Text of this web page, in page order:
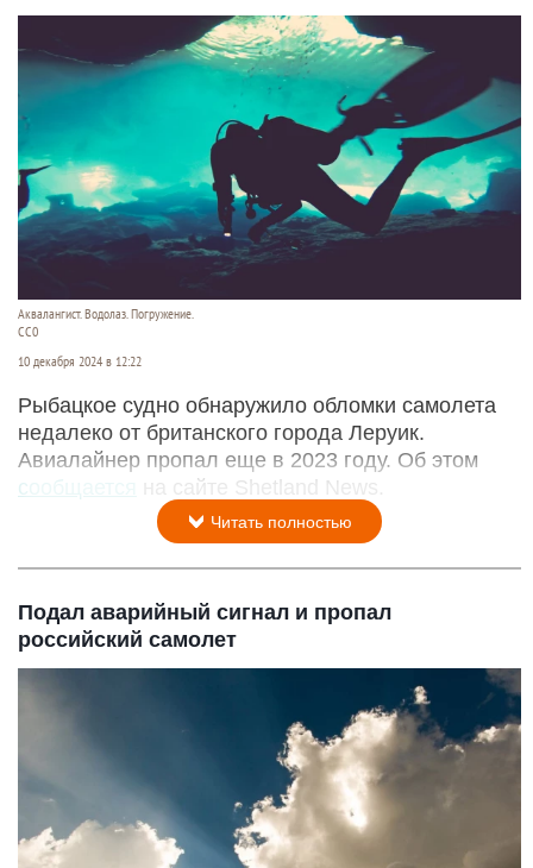
Аквалангист. Водолаз. Погружение.
СС0
10 декабря 2024 в 12:22
Рыбацкое судно обнаружило обломки самолета
недалеко от британского города Леруик.
Авиалайнер пропал еще в 2023 году. Об этом
сообщается
на сайте Shetland News.
Читать полностью
Подал аварийный сигнал и пропал
российский самолет